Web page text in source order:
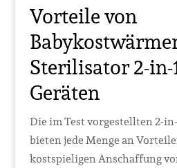
Vorteile von
Sterilisator 2-
Geräten
Die im Test vorgestellten 2-
bieten jede Menge an
kostspieligen Anschaffung